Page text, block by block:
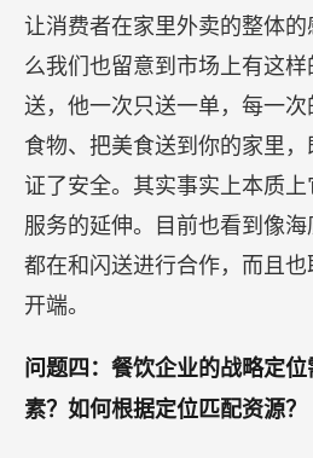
让消费者在家里外卖的整体
么我们也留意到市场上有这
送，他一次只送一单，每一
食物、把美食送到你的家里
证了安全。其实事实上本质
服务的延伸。目前也看到像
都在和闪送进行合作，而且
开端。
问题四：餐饮企业的战略定
素？如何根据定位匹配资源？